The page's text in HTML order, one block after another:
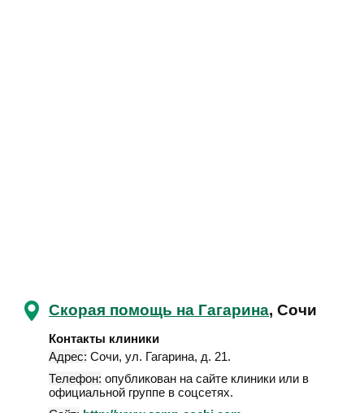
Скорая помощь на Гагарина, Сочи
Контакты клиники
Адрес: Сочи, ул. Гагарина, д. 21.
Телефон: опубликован на сайте клиники или в
официальной группе в соцсетях.